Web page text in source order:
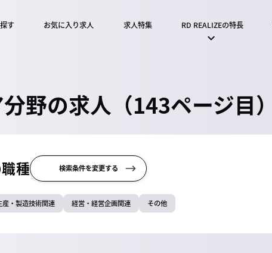
す お気に入り求人 求人特集 RD REALIZEの特長
野の求人（143ページ目）
種 検索条件を変更する
産・製造技術関連 経営・経営企画関連 その他